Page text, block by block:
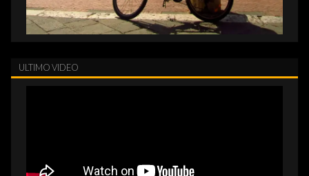
ULTIMO VIDEO